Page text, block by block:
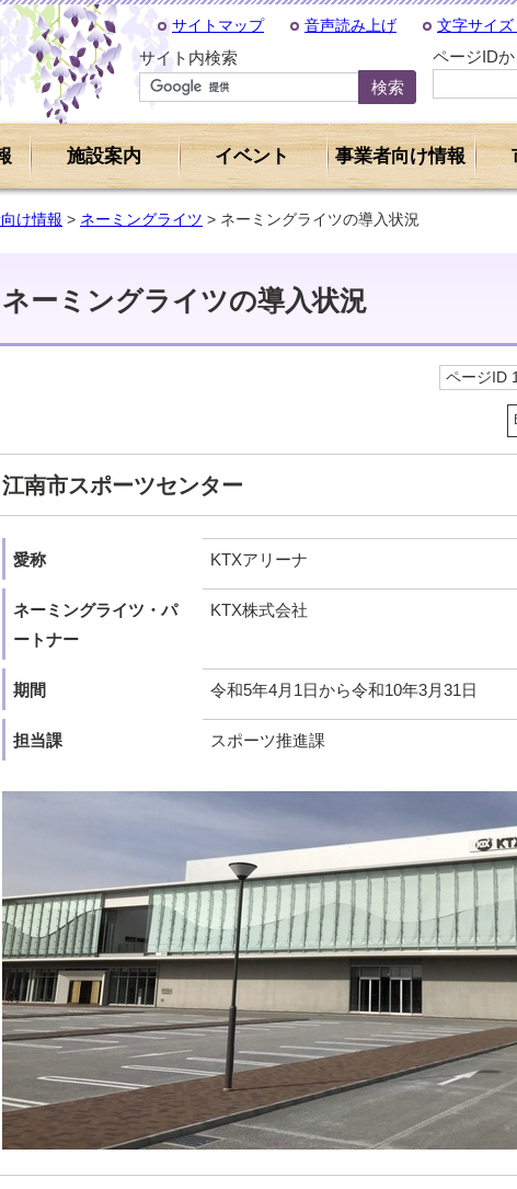
サイトマップ 音声読み上げ 文字サイ
サイト内検索 ページID
施設案内 イベント 事業者向け情報
け情報 > ネーミングライツ > ネーミングライツの導入状況
ネーミングライツの導入状況
ページID
江南市スポーツセンター
愛称 KTXアリーナ
ネーミングライツ・パ
ートナー
KTX株式会社
期間 令和5年4月1日から令和10年3月31日
担当課 スポーツ推進課